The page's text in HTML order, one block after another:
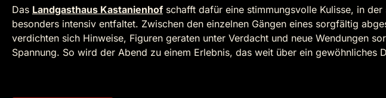
Das Landgasthaus Kastanienhofschafft dafür eine stimmungsvolle Kulisse, in der
besonders intensiv entfaltet. Zwischen den einzelnen Gängen eines sorgfältig
verdichten sich Hinweise, Figuren geraten unter Verdacht und neue Wendungen
Spannung. So wird der Abend zu einem Erlebnis, das weit über ein gewöhnliches